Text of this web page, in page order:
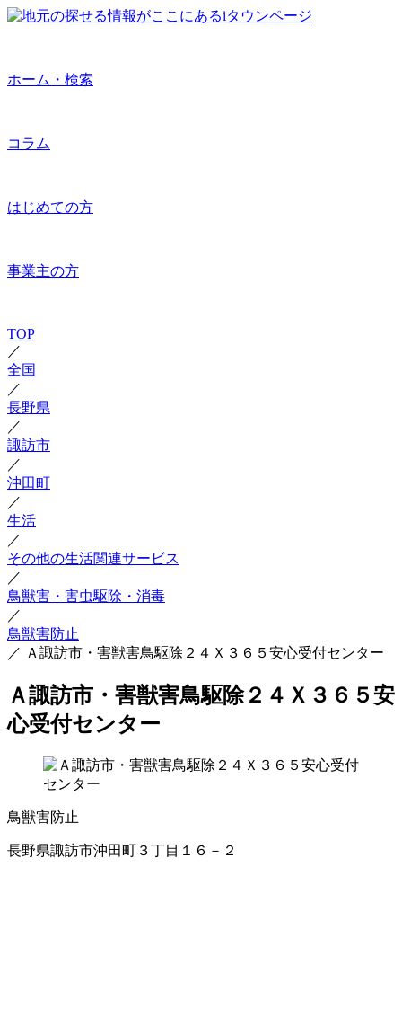
ホーム・検索
コラム
はじめての方
事業主の方
TOP
／
全国
／
長野県
／
諏訪市
／
沖田町
／
生活
／
その他の生活関連サービス
／
鳥獣害・害虫駆除・消毒
／
鳥獣害防止
／ Ａ諏訪市・害獣害鳥駆除２４Ｘ３６５安心受付センター
Ａ諏訪市・害獣害鳥駆除２４Ｘ３６５安
心受付センター
鳥獣害防止
長野県諏訪市沖田町３丁目１６－２